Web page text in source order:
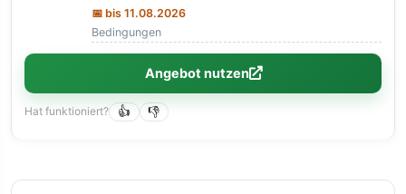
📅 bis 11.08.2026
Bedingungen
Angebot nutzen
Hat funktioniert? 👍 👎